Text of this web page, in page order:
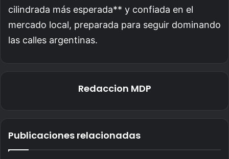
cilindrada más esperada** y confiada en el
mercado local, preparada para seguir dominando
las calles argentinas.
Redaccion MDP
Publicaciones relacionadas